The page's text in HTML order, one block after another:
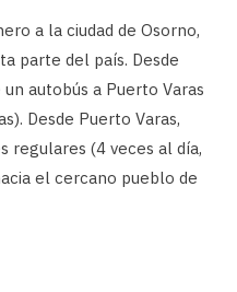
a la ciudad de Osorno,
parte del país. Desde
autobús a Puerto Varas
Desde Puerto Varas,
regulares (4 veces al día,
el cercano pueblo de